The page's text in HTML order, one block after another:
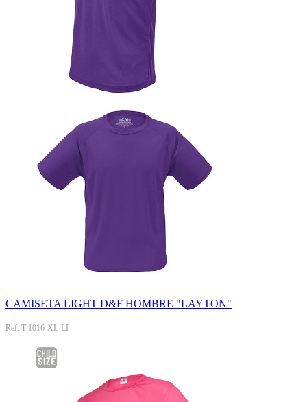
CAMISETA LIGHT D&F HOMBRE "LAYTON"
Ref: T-1016-XL-LI